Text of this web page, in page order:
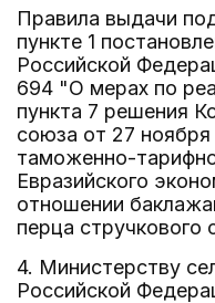
Правила выдачи
пункте 1
Российской
694 "О мерах по
пункта 7 решения
союза от 27
таможенно-
Евразийского
отношении
перца стручкового
4. Министерству
Российской